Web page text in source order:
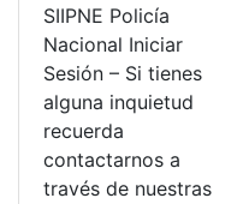
SIIPNE Policía
Nacional Iniciar
Sesión – Si tienes
alguna inquietud
recuerda
contactarnos a
través de nuestras